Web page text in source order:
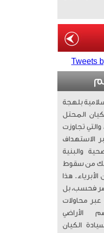
Tweets
بلهجة
المحتل
تجاوزت
الاستهداف
والبنية
ذلك من سقوط
هذا
فحسب، بل
محاولات
الأراضي
الكيان